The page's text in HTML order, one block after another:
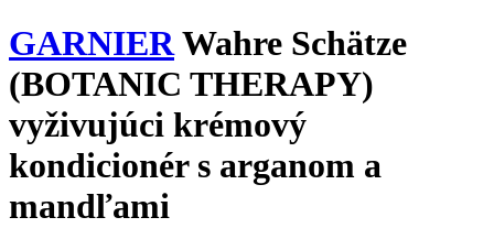
GARNIERWahre Schätze
(BOTANIC THERAPY)
vyživujúci krémový
kondicionér s arganom a
mandľami